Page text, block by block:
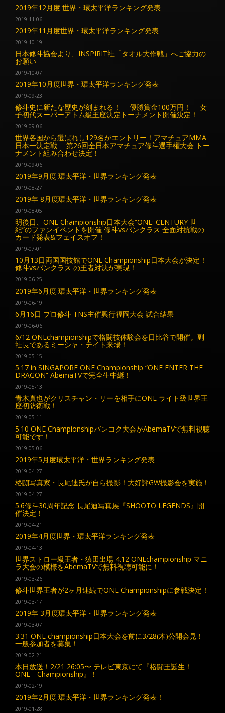
2019年12月度 世界・環太平洋ランキング発表
2019-11-06
2019年11月度世界・環太平洋ランキング発表
2019-10-19
日本修斗協会より、INSPIRIT社「タオル大作戦」へご協力の
お願い
2019-10-07
2019年10月度世界・環太平洋ランキング発表
2019-09-23
修斗史に新たな歴史が刻まれる！ 優勝賞金100万円！ 女
子初代スーパーアトム級王座決定トーナメント開催決定！
2019-09-06
世界各国から選ばれし129名がエントリー！アマチュアMMA
日本一決定戦 第26回全日本アマチュア修斗選手権大会 トー
ナメント組み合わせ決定！
2019-09-06
2019年9月度 環太平洋・世界ランキング発表
2019-08-27
2019年 8月度環太平洋・世界ランキング発表
2019-08-05
明後日、ONE Championship日本大会“ONE: CENTURY 世
紀”のファンイベントを開催 修斗vsパンクラス 全面対抗戦の
カード発表&フェイスオフ！
2019-07-01
10月13日両国国技館でONE Championship日本大会が決定！
修斗vsパンクラス の王者対決が実現！
2019-06-25
2019年6月度 環太平洋・世界ランキング発表
2019-06-19
6月16日 プロ修斗 TNS主催興行福岡大会 試合結果
2019-06-06
6/12 ONEchampionshipで格闘技体験会を日比谷で開催。副
社長であるミーシャ・テイト来場！
2019-05-15
5.17 in SINGAPORE ONE Championship “ONE ENTER THE
DRAGON” AbemaTVで完全生中継！
2019-05-13
青木真也がクリスチャン・リーを相手にONE ライト級世界王
座初防衛戦！
2019-05-11
5.10 ONE Championshipバンコク大会がAbemaTVで無料視聴
可能です！
2019-05-06
2019年5月度環太平洋・世界ランキング発表
2019-04-27
格闘写真家・長尾迪氏が自ら撮影！大好評GW撮影会を実施！
2019-04-27
5.6修斗30周年記念 長尾迪写真展『SHOOTO LEGENDS』開
催決定！
2019-04-21
2019年4月度世界・環太平洋ランキング発表
2019-04-13
世界ストロー級王者・猿田出場 4.12 ONEchampionship マニ
ラ大会の模様をAbemaTVで無料視聴可能に！
2019-03-26
修斗世界王者が2ヶ月連続でONE Championshipに参戦決定！
2019-03-17
2019年 3月度環太平洋・世界ランキング発表
2019-03-07
3.31 ONE championship日本大会を前に3/28(木)公開会見！
一般参加者を募集！
2019-02-21
本日放送！2/21 26:05〜 テレビ東京にて『格闘王誕生！
ONE Championship』！
2019-02-19
2019年2月度 環太平洋・世界ランキング発表！
2019-01-28